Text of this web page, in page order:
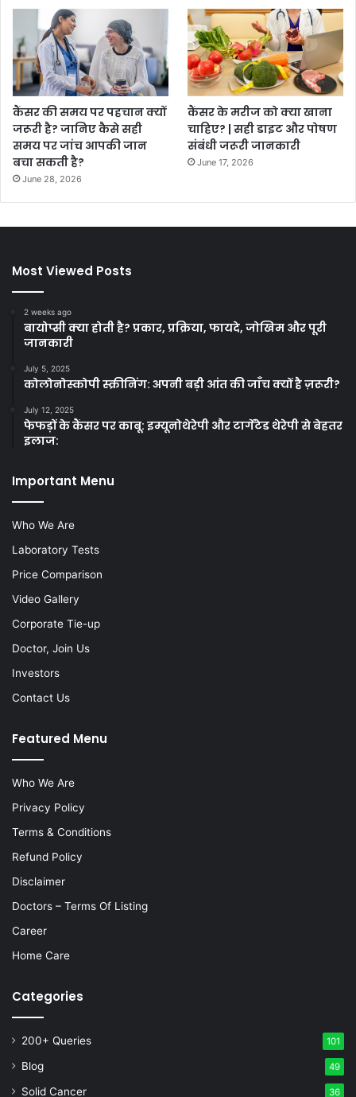
कैंसर की समय पर पहचान क्यों
जरूरी है? जानिए कैसे सही
समय पर जांच आपकी जान
बचा सकती है?
June 28, 2026
कैंसर के मरीज को क्या खाना
चाहिए? | सही डाइट और पोषण
संबंधी जरूरी जानकारी
June 17, 2026
Most Viewed Posts
2 weeks ago
बायोप्सी क्या होती है? प्रकार, प्रक्रिया, फायदे, जोखिम और पूरी
जानकारी
July 5, 2025
कोलोनोस्कोपी स्क्रीनिंग: अपनी बड़ी आंत की जाँच क्यों है ज़रूरी?
July 12, 2025
फेफड़ों के कैंसर पर काबू: इम्यूनोथेरेपी और टार्गेटेड थेरेपी से बेहतर
इलाज:
Important Menu
Who We Are
Laboratory Tests
Price Comparison
Video Gallery
Corporate Tie-up
Doctor, Join Us
Investors
Contact Us
Featured Menu
Who We Are
Privacy Policy
Terms & Conditions
Refund Policy
Disclaimer
Doctors – Terms Of Listing
Career
Home Care
Categories
200+ Queries 101
Blog 49
Solid Cancer 36